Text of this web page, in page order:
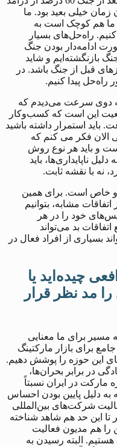
زمان خیلی بعید بود. ما
ما هم کوچک است به
راه‌حل‌های بسیار
ادامه‌دار بودن جنگ
بازنگشته‌ایم و شاید
درآمد روزهای قبل از جنگ باشد. در
راه‌حل پیدا کنیم.
دوی سرعت می‌دیدم که
این است که کسب‌وکار
استمرار داشته باشید
الان فکر می کنم که
و باید هر نوع روش
ناپایداری‌ها، باید
نه با نقشه ثابت.
خاص است. برای همین
مشابه، بتوانیم
خود را در هر
بد می‌تواند
بسیاری از افراد فعال در
چیده‌اید یا
را مد نظر قرار
مسیر برای ما معنایی
برای بازار مارکتینگ
این حوزه را پوشش دهیم.
در برابر بحران‌ها،
مارکت در ایران نسبتاً
دلیل پایین بودن احساس
شرکت‌های بین‌المللی
تا این حد هم شاهد شناخته
را هم مدیون فعالیت
البته رسیدن به